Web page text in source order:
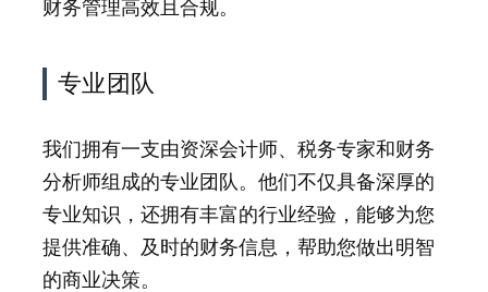
财务管理高效且合规。
专业团队
我们拥有一支由资深会计师、税务专家和财务
分析师组成的专业团队。他们不仅具备深厚的
专业知识，还拥有丰富的行业经验，能够为您
提供准确、及时的财务信息，帮助您做出明智
的商业决策。